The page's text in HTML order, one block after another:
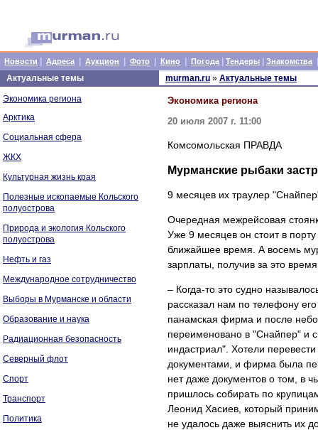
Новости Адреса Аукцион Фото Кино Погода Тендеры Знакомства
Актуальные темы
Экономика региона
Арктика
Социальная сфера
ЖКХ
Культурная жизнь края
Полезные ископаемые Кольского
полуострова
Природа и экология Кольского
полуострова
Нефть и газ
Международное сотрудничество
Выборы в Мурманске и области
Образование и наука
Радиационная безопасность
Северный флот
Спорт
Транспорт
Политика
murman.ru » Актуальные темы
Экономика региона
20 июля 2007 г. 11:00
Комсомольская ПРАВДА
Мурманские рыбаки
9 месяцев их траулер
Очередная межрейсовая
Уже 9 месяцев он стоит в
ближайшее время. А восемь
зарплаты, получив за это
– Когда-то это судно
рассказал нам по телефону
панамская фирма и после
переименовано в "Снайпер" и
индастриал". Хотели
документами, и фирма была
нет даже документов о том, в
пришлось собирать по
Леонид Хасиев, который
не удалось даже выяснить их